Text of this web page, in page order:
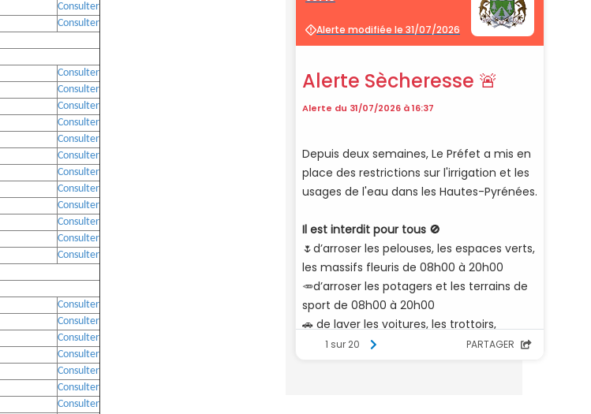
Consulter
Consulter
Consulter
Consulter
Consulter
Consulter
Consulter
Consulter
Consulter
Consulter
Consulter
Consulter
Consulter
Consulter
Consulter
Consulter
Consulter
Consulter
Consulter
Consulter
Consulter